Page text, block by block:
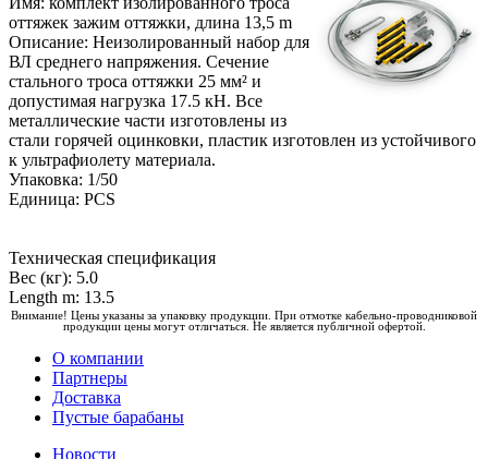
оттяжек зажим оттяжки, длина 13,5 m
Описание: Неизолированный набор для
ВЛ среднего напряжения. Сечение
стального троса оттяжки 25 мм² и
допустимая нагрузка 17.5 кН. Все
металлические части изготовлены из
стали горячей оцинковки, пластик изготовлен из устойчивого
к ультрафиолету материала.
Упаковка: 1/50
Единица: PCS
Техническая спецификация
Вес (кг): 5.0
Length m: 13.5
Внимание! Цены указаны за упаковку продукции. При отмотке кабельно-проводниковой
продукции цены могут отличаться. Не является публичной офертой.
О компании
Партнеры
Доставка
Пустые барабаны
Новости